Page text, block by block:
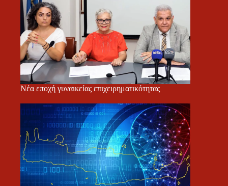
Νέα εποχή γυναικείας επιχειρηματικότητας